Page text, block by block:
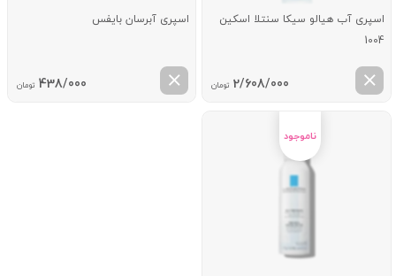
اسپری آب هیالو سیکا سنتلا اسکین
1004
2/608/000 تومان
اسپری آبرسان بایفس
438/000 تومان